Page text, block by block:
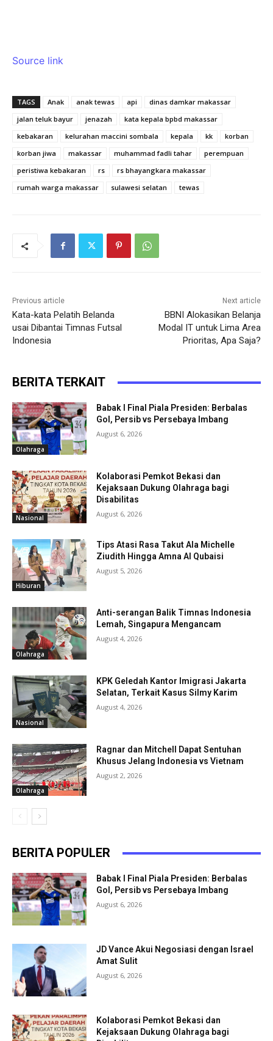
Source link
TAGS Anak anak tewas api
dinas damkar makassar
jalan teluk bayur
jenazah
kata kepala bpbd makassar
kebakaran
kelurahan maccini sombala kepala kk
korban
korban jiwa
makassar muhammad fadli tahar
perempuan
peristiwa kebakaran
rs
rs bhayangkara makassar
rumah warga makassar
sulawesi selatan tewas
Previous article
Kata-kata Pelatih Belanda
usai Dibantai Timnas Futsal
Indonesia
Next article
BBNI Alokasikan Belanja
Modal IT untuk Lima Area
Prioritas, Apa Saja?
BERITA TERKAIT
Olahraga
Babak I Final Piala Presiden: Berbalas
Gol, Persib vs Persebaya Imbang
August 6, 2026
Nasional
Kolaborasi Pemkot Bekasi dan
Kejaksaan Dukung Olahraga bagi
Disabilitas
August 6, 2026
Hiburan
Tips Atasi Rasa Takut Ala Michelle
Ziudith Hingga Amna Al Qubaisi
August 5, 2026
Olahraga
Anti-serangan Balik Timnas Indonesia
Lemah, Singapura Mengancam
August 4, 2026
Nasional
KPK Geledah Kantor Imigrasi Jakarta
Selatan, Terkait Kasus Silmy Karim
August 4, 2026
Olahraga
Ragnar dan Mitchell Dapat Sentuhan
Khusus Jelang Indonesia vs Vietnam
August 2, 2026
BERITA POPULER
Babak I Final Piala Presiden: Berbalas
Gol, Persib vs Persebaya Imbang
August 6, 2026
JD Vance Akui Negosiasi dengan Israel
Amat Sulit
August 6, 2026
Kolaborasi Pemkot Bekasi dan
Kejaksaan Dukung Olahraga bagi